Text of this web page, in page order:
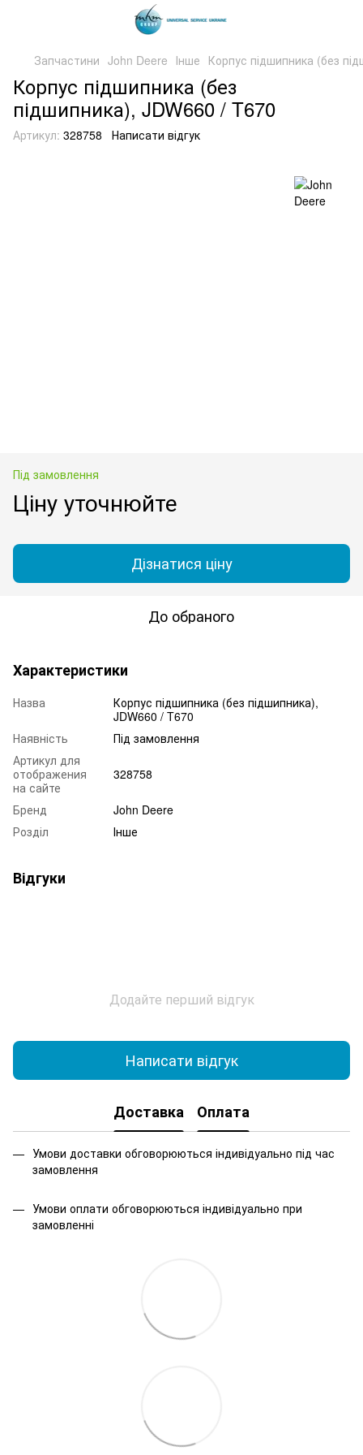
Запчастини John Deere Інше Корпус підшипника (без
Корпус підшипника (без
підшипника), JDW660 / T670
Артикул: 328758 Написати відгук
Під замовлення
Ціну уточнюйте
Дізнатися ціну
До обраного
Характеристики
Назва
Корпус підшипника (без підшипника),
JDW660 / T670
Наявність
Під замовлення
Артикул для
отображения
на сайте
328758
Бренд
John Deere
Розділ
Інше
Відгуки
Додайте перший відгук
Написати відгук
Доставка Оплата
Умови доставки обговорюються індивідуально під час
замовлення
Умови оплати обговорюються індивідуально при
замовленні